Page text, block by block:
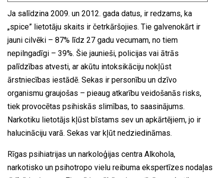
Ja salīdzina 2009. un 2012. gada datus, ir redzams, ka
„spice” lietotāju skaits ir četrkāršojies. Tie galvenokārt ir
jauni cilvēki – 87% līdz 27 gadu vecumam, no tiem
nepilngadīgi – 39%. Šie jaunieši, policijas vai ātrās
palīdzības atvesti, ar akūtu intoksikāciju nokļūst
ārstniecības iestādē. Sekas ir personību un dzīvo
organismu graujošas – pieaug atkarību veidošanās risks,
tiek provocētas psihiskās slimības, to saasinājums.
Narkotiku lietotājs kļūst bīstams sev un apkārtējiem, jo ir
halucināciju varā. Sekas var kļūt nedziedināmas.
Rīgas psihiatrijas un narkoloģijas centra Alkohola,
narkotisko un psihotropo vielu reibuma ekspertīzes nodaļas